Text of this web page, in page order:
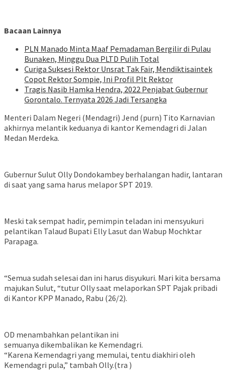
Bacaan Lainnya
PLN Manado Minta Maaf Pemadaman Bergilir di Pulau
Bunaken, Minggu Dua PLTD Pulih Total
Curiga Suksesi Rektor Unsrat Tak Fair, Mendiktisaintek
Copot Rektor Sompie, Ini Profil Plt Rektor
Tragis Nasib Hamka Hendra, 2022 Penjabat Gubernur
Gorontalo. Ternyata 2026 Jadi Tersangka
Menteri Dalam Negeri (Mendagri) Jend (purn) Tito Karnavian
akhirnya melantik keduanya di kantor Kemendagri di Jalan
Medan Merdeka.
Gubernur Sulut Olly Dondokambey berhalangan hadir, lantaran
di saat yang sama harus melapor SPT 2019.
Meski tak sempat hadir, pemimpin teladan ini mensyukuri
pelantikan Talaud Bupati Elly Lasut dan Wabup Mochktar
Parapaga.
“Semua sudah selesai dan ini harus disyukuri. Mari kita bersama
majukan Sulut, “tutur Olly saat melaporkan SPT Pajak pribadi
di Kantor KPP Manado, Rabu (26/2).
OD menambahkan pelantikan ini
semuanya dikembalikan ke Kemendagri.
“Karena Kemendagri yang memulai, tentu diakhiri oleh
Kemendagri pula,” tambah Olly.(tra )